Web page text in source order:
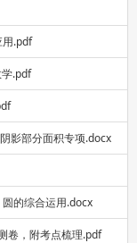
用.pdf
学.pdf
影部分面积专项.docx
圆的综合运用.docx
卷，附考点梳理.pdf